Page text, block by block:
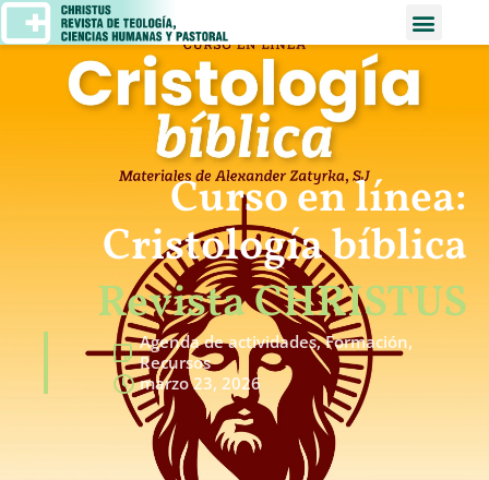
Curso en línea:
Cristología bíblica
Revista CHRISTUS
Agenda de actividades,Formación,
Recursos
marzo 23, 2026